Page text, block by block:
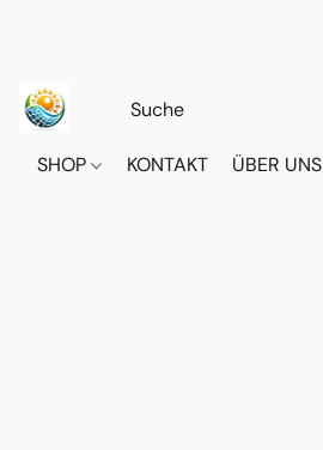
SHOP KONTAKT ÜBER UNS